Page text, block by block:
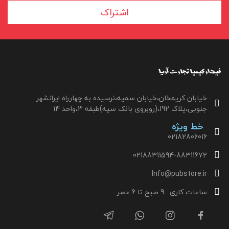
اشتراک
خیابان کریمخان،خیابان سمیه،نرسیده به چهارراه ایرانشهر
جنوبی،پلاک 192،(روبروی بانک سپه)طبقه 3،واحد 14
خط ویژه
02182806016
02188311594-88311672
Info@pubstore.ir
ساعات کاری : 9 صبح تا 6 عصر